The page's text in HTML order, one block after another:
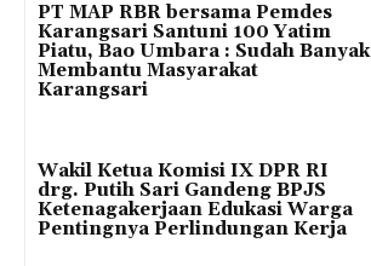
PT MAP RBR bersama Pemdes
Karangsari Santuni 100 Yatim
Piatu, Bao Umbara : Sudah Banyak
Membantu Masyarakat
Karangsari
Wakil Ketua Komisi IX DPR RI
drg. Putih Sari Gandeng BPJS
Ketenagakerjaan Edukasi Warga
Pentingnya Perlindungan Kerja